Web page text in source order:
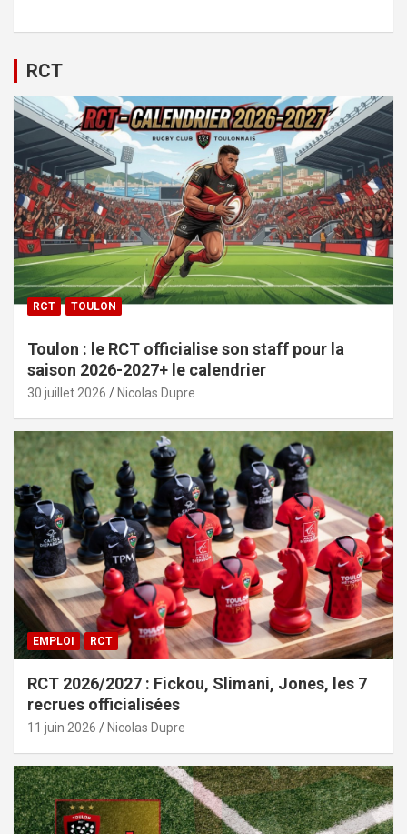
RCT
RCT TOULON
Toulon : le RCT officialise son staff pour la
saison 2026-2027+ le calendrier
30 juillet 2026 Nicolas Dupre
EMPLOI RCT
RCT 2026/2027 : Fickou, Slimani, Jones, les 7
recrues officialisées
11 juin 2026 Nicolas Dupre